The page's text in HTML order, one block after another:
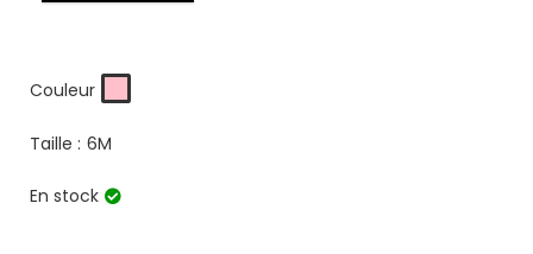
Couleur
Taille : 6M
En stock